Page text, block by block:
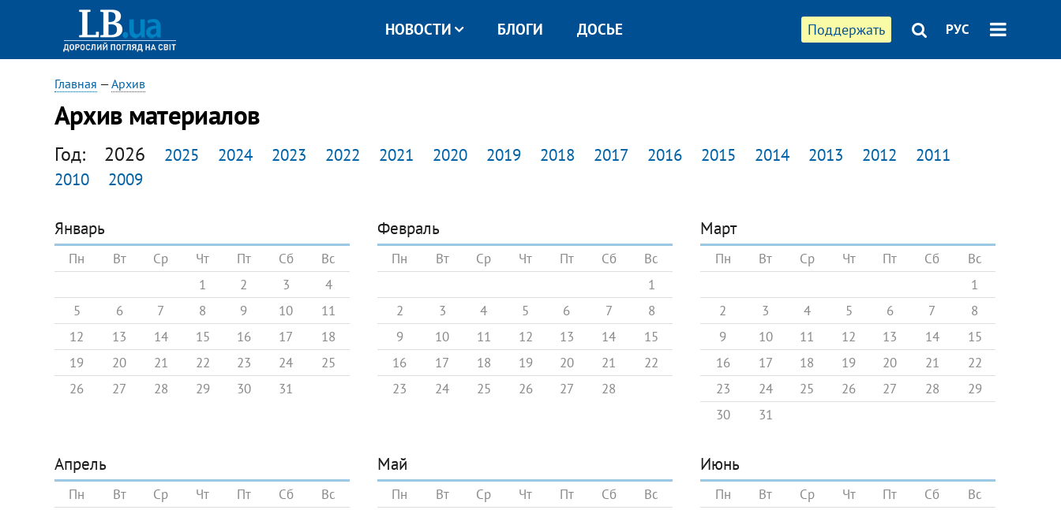
Поддержать РУС
НОВОСТИ БЛОГИ ДОСЬЕ
Главная —Архив
Архив материалов
Год: 2026 2025 2024 2023 2022 2021 2020 2019 2018 2017 2016 2015 2014 2013 2012
2011
2010
2009
Январь
Пн Вт Ср Чт Пт Сб
Вс
1
2 3
4
5
6 7 8 9 10
11
12
13 14 15 16 17
18
19
20 21 22 23 24
25
26
27 28 29 30 31
Февраль
Пн Вт Ср Чт Пт Сб
Вс
1
2
3 4 5 6 7
8
9
10 11 12 13 14
15
16
17 18 19 20 21
22
23
24 25 26 27 28
Март
Пн Вт Ср Чт Пт Сб
Вс
1
2
3 4 5 6 7
8
9
10 11 12 13 14
15
16
17 18 19 20 21
22
23
24 25 26 27 28
29
30
31
Апрель
Пн Вт Ср Чт Пт Сб
Вс
Май
Пн Вт Ср Чт Пт Сб
Вс
Июнь
Пн Вт Ср Чт Пт Сб
Вс